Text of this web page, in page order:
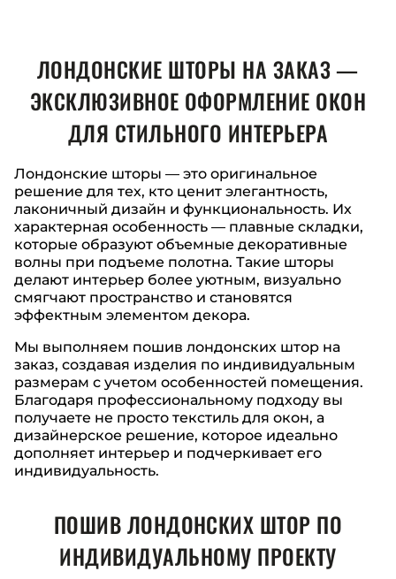
ЛОНДОНСКИЕ ШТОРЫ НА ЗАКАЗ —
ЭКСКЛЮЗИВНОЕ ОФОРМЛЕНИЕ ОКОН
ДЛЯ СТИЛЬНОГО ИНТЕРЬЕРА
Лондонские шторы — это оригинальное
решение для тех, кто ценит элегантность,
лаконичный дизайн и функциональность. Их
характерная особенность — плавные складки,
которые образуют объемные декоративные
волны при подъеме полотна. Такие шторы
делают интерьер более уютным, визуально
смягчают пространство и становятся
эффектным элементом декора.
Мы выполняем пошив лондонских штор на
заказ, создавая изделия по индивидуальным
размерам с учетом особенностей помещения.
Благодаря профессиональному подходу вы
получаете не просто текстиль для окон, а
дизайнерское решение, которое идеально
дополняет интерьер и подчеркивает его
индивидуальность.
ПОШИВ ЛОНДОНСКИХ ШТОР ПО
ИНДИВИДУАЛЬНОМУ ПРОЕКТУ